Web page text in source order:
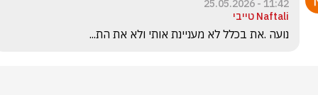
11:42 - 25.05.2026
Naftali טייבי
נועה .את בכלל לא מעניינת אותי ולא את הת...